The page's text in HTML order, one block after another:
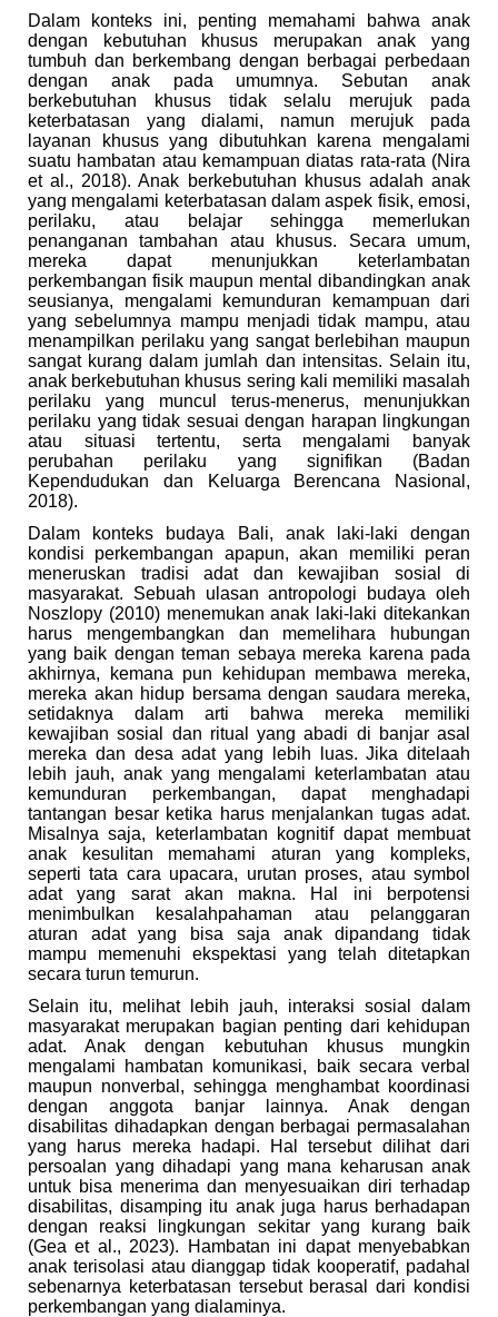
Dalam konteks ini, penting memahami bahwa anak
dengan kebutuhan khusus merupakan anak yang
tumbuh dan berkembang dengan berbagai perbedaan
dengan anak pada umumnya. Sebutan anak
berkebutuhan khusus tidak selalu merujuk pada
keterbatasan yang dialami, namun merujuk pada
layanan khusus yang dibutuhkan karena mengalami
suatu hambatan atau kemampuan diatas rata-rata (Nira
et al., 2018). Anak berkebutuhan khusus adalah anak
yang mengalami keterbatasan dalam aspek fisik, emosi,
perilaku, atau belajar sehingga memerlukan
penanganan tambahan atau khusus. Secara umum,
mereka dapat menunjukkan keterlambatan
perkembangan fisik maupun mental dibandingkan anak
seusianya, mengalami kemunduran kemampuan dari
yang sebelumnya mampu menjadi tidak mampu, atau
menampilkan perilaku yang sangat berlebihan maupun
sangat kurang dalam jumlah dan intensitas. Selain itu,
anak berkebutuhan khusus sering kali memiliki masalah
perilaku yang muncul terus-menerus, menunjukkan
perilaku yang tidak sesuai dengan harapan lingkungan
atau situasi tertentu, serta mengalami banyak
perubahan perilaku yang signifikan (Badan
Kependudukan dan Keluarga Berencana Nasional,
2018).
Dalam konteks budaya Bali, anak laki-laki dengan
kondisi perkembangan apapun, akan memiliki peran
meneruskan tradisi adat dan kewajiban sosial di
masyarakat. Sebuah ulasan antropologi budaya oleh
Noszlopy (2010) menemukan anak laki-laki ditekankan
harus mengembangkan dan memelihara hubungan
yang baik dengan teman sebaya mereka karena pada
akhirnya, kemana pun kehidupan membawa mereka,
mereka akan hidup bersama dengan saudara mereka,
setidaknya dalam arti bahwa mereka memiliki
kewajiban sosial dan ritual yang abadi di banjar asal
mereka dan desa adat yang lebih luas. Jika ditelaah
lebih jauh, anak yang mengalami keterlambatan atau
kemunduran perkembangan, dapat menghadapi
tantangan besar ketika harus menjalankan tugas adat.
Misalnya saja, keterlambatan kognitif dapat membuat
anak kesulitan memahami aturan yang kompleks,
seperti tata cara upacara, urutan proses, atau symbol
adat yang sarat akan makna. Hal ini berpotensi
menimbulkan kesalahpahaman atau pelanggaran
aturan adat yang bisa saja anak dipandang tidak
mampu memenuhi ekspektasi yang telah ditetapkan
secara turun temurun.
Selain itu, melihat lebih jauh, interaksi sosial dalam
masyarakat merupakan bagian penting dari kehidupan
adat. Anak dengan kebutuhan khusus mungkin
mengalami hambatan komunikasi, baik secara verbal
maupun nonverbal, sehingga menghambat koordinasi
dengan anggota banjar lainnya. Anak dengan
disabilitas dihadapkan dengan berbagai permasalahan
yang harus mereka hadapi. Hal tersebut dilihat dari
persoalan yang dihadapi yang mana keharusan anak
untuk bisa menerima dan menyesuaikan diri terhadap
disabilitas, disamping itu anak juga harus berhadapan
dengan reaksi lingkungan sekitar yang kurang baik
(Gea et al., 2023). Hambatan ini dapat menyebabkan
anak terisolasi atau dianggap tidak kooperatif, padahal
sebenarnya keterbatasan tersebut berasal dari kondisi
perkembangan yang dialaminya.